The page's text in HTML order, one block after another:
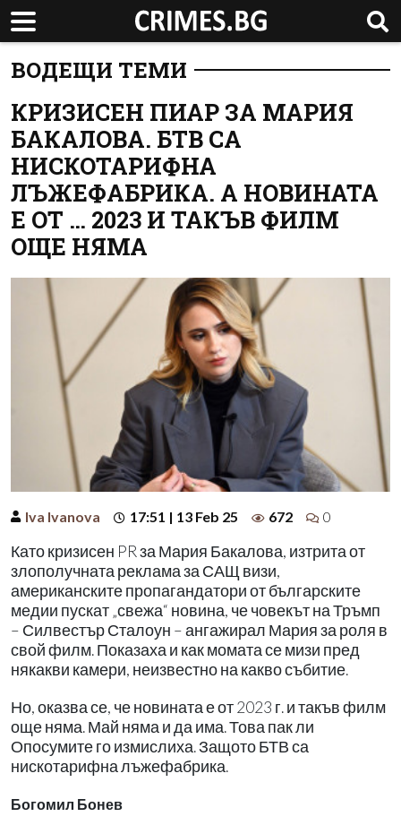
ВОДЕЩИ ТЕМИ
КРИЗИСЕН ПИАР ЗА МАРИЯ
БАКАЛОВА. БТВ СА
НИСКОТАРИФНА
ЛЪЖЕФАБРИКА. А НОВИНАТА
Е ОТ … 2023 И ТАКЪВ ФИЛМ
ОЩЕ НЯМА
Iva Ivanova 17:51 | 13 Feb 25 672 0
Като кризисен PR за Мария Бакалова, изтрита от
злополучната реклама за САЩ визи,
американските пропагандатори от българските
медии пускат „свежа“ новина, че човекът на Тръмп
– Силвестър Сталоун – ангажирал Мария за роля в
свой филм. Показаха и как момата се мизи пред
някакви камери, неизвестно на какво събитие.
Но, оказва се, че новината е от 2023 г. и такъв филм
още няма. Май няма и да има. Това пак ли
Опосумите го измислиха. Защото БТВ са
нискотарифна лъжефабрика.
Богомил Бонев